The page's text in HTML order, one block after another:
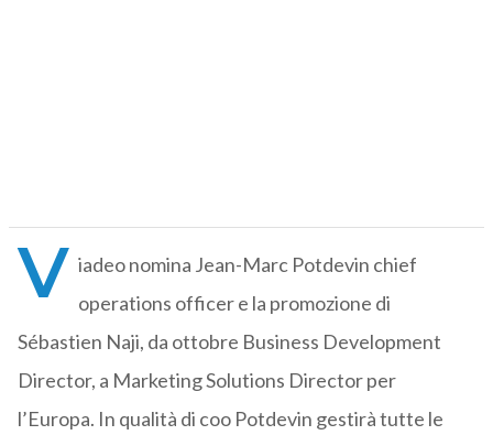
V iadeo nomina Jean-Marc Potdevin chief
operations officer e la promozione di
Sébastien Naji, da ottobre Business Development
Director, a Marketing Solutions Director per
l’Europa. In qualità di coo Potdevin gestirà tutte le